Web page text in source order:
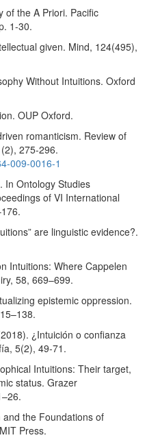
of the A Priori. Pacific
1-30.
given. Mind, 124(495),
Without Intuitions. Oxford
OUP Oxford.
romanticism. Review of
275-296.
009-0016-1
In Ontology Studies
of VI International
are linguistic evidence?.
Intuitions: Where Cappelen
58, 669–699.
epistemic oppression.
¿Intuición o confianza
5(2), 49-71.
Intuitions: Their target,
status. Grazer
and the Foundations of
Press.